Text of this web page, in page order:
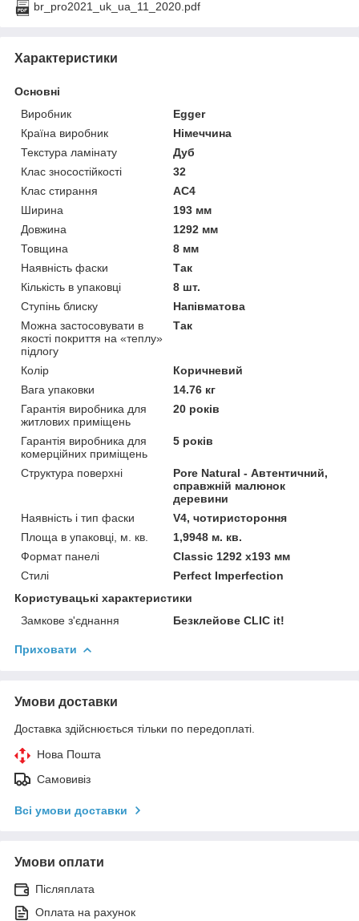
br_pro2021_uk_ua_11_2020.pdf
Характеристики
Основні
Виробник
Egger
Країна виробник
Німеччина
Текстура ламінату
Дуб
Клас зносостійкості
32
Клас стирання
АС4
Ширина
193 мм
Довжина
1292 мм
Товщина
8 мм
Наявність фаски
Так
Кількість в упаковці
8 шт.
Ступінь блиску
Напівматова
Можна застосовувати в
якості покриття на «теплу»
підлогу
Так
Колір
Коричневий
Вага упаковки
14.76 кг
Гарантія виробника для
житлових приміщень
20 років
Гарантія виробника для
комерційних приміщень
5 років
Структура поверхні
Pore Natural - Автентичний,
справжній малюнок
деревини
Наявність і тип фаски
V4, чотиристороння
Площа в упаковці, м. кв.
1,9948 м. кв.
Формат панелі
Classic 1292 x193 мм
Стилі
Perfect Imperfection
Користувацькі характеристики
Замкове з'єднання
Безклейове CLIC it!
Приховати
Умови доставки
Доставка здійснюється тільки по передоплаті.
Нова Пошта
Самовивіз
Всі умови доставки
Умови оплати
Післяплата
Оплата на рахунок